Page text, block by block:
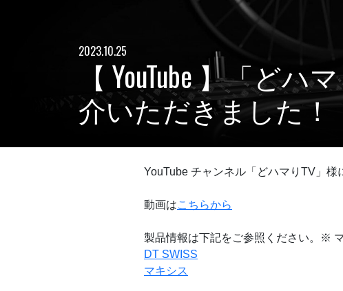
2023.10.25
【 YouTube 】「ど
介いただきました！
YouTube チャンネル「どハマりTV」様
動画はこちらから
製品情報は下記をご参照ください。※
DT SWISS
マキシス